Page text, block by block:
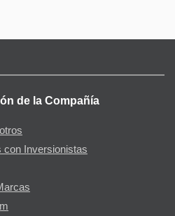
de la Compañía
con Inversionistas